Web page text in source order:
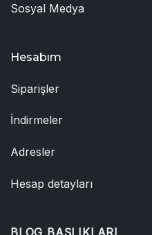
Sosyal Medya
Hesabım
Siparişler
İndirmeler
Adresler
Hesap detayları
BLOG BAŞLIKLARI